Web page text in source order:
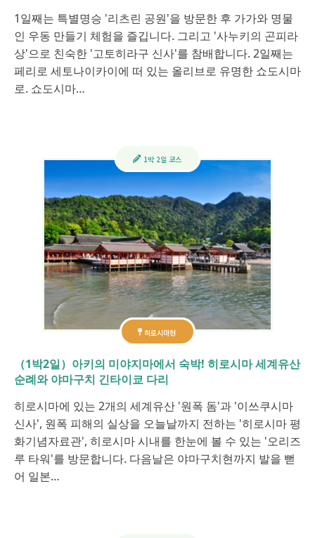
1일째는 특별명승 '리츠린 공원'을 방문한 후 가가와 명물
인 우동 만들기 체험을 즐깁니다. 그리고 '사누키의 곤피라
상'으로 친숙한 '고토히라구 신사'를 참배합니다. 2일째는
페리로 세토나이카이에 떠 있는 올리브로 유명한 쇼도시마
로. 쇼도시마…
히로시마현
1박 2일 코스
（1박2일）아키의 미야지마에서 숙박! 히로시마 세계유산
순례와 야마구치 긴타이쿄 다리
히로시마에 있는 2개의 세계유산 '원폭 돔'과 '이쓰쿠시마
신사', 원폭 피해의 실상을 오늘날까지 전하는 '히로시마 평
화기념자료관', 히로시마 시내를 한눈에 볼 수 있는 '오리즈
루 타워'를 방문합니다. 다음날은 야마구치현까지 발을 뻗
어 일본…